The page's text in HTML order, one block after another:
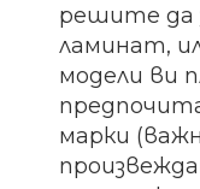
решите да
ламинат,
модели ви
марки